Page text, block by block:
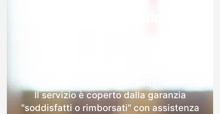
Il servizio è coperto dalla garanzia
"soddisfatti o rimborsati" con assistenza